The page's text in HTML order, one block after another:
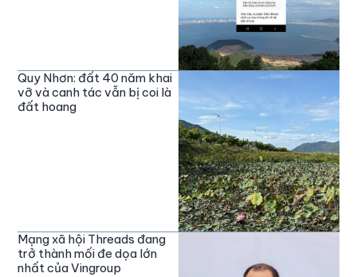
Quy Nhơn: đất 40 năm khai
vỡ và canh tác vẫn bị coi là
đất hoang
Mạng xã hội Threads đang
trở thành mối đe dọa lớn
nhất của Vingroup